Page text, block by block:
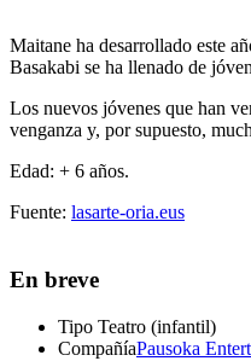
Maitane ha desarrollado este
Basakabi se ha llenado de
Los nuevos jóvenes que han
venganza y, por supuesto,
Edad: + 6 años.
Fuente: lasarte-oria.eus
En breve
Tipo Teatro (infantil)
CompañíaPausoka